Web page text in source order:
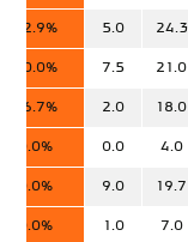
24.3
5.0
42.9%
21.0
7.5
20.0%
18.0
2.0
16.7%
4.0
0.0
0.0%
19.7
9.0
0.0%
7.0
1.0
0.0%